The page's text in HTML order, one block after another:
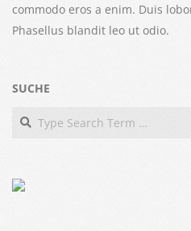
commodo eros a enim. Duis
Phasellus blandit leo ut odio.
SUCHE
Search